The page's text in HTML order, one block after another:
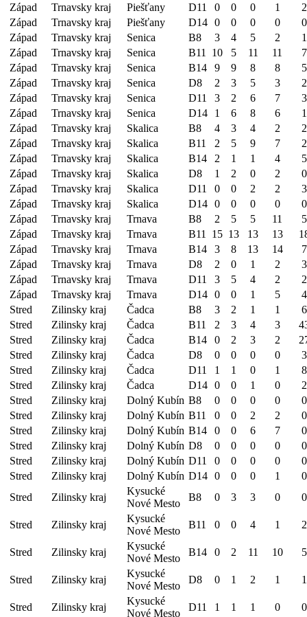
Západ
Trnavsky kraj Piešťany D11 0 0 0 1
2
Západ
Trnavsky kraj Piešťany D14 0 0 0 0
0
Západ
Trnavsky kraj Senica B8 3 4 5 2
1
Západ
Trnavsky kraj Senica B11 10 5 11 11
7
Západ
Trnavsky kraj Senica B14 9 9 8 8
5
Západ
Trnavsky kraj Senica D8 2 3 5 3
2
Západ
Trnavsky kraj Senica D11 3 2 6 7
3
Západ
Trnavsky kraj Senica D14 1 6 8 6
1
Západ
Trnavsky kraj Skalica B8 4 3 4 2
2
Západ
Trnavsky kraj Skalica B11 2 5 9 7
2
Západ
Trnavsky kraj Skalica B14 2 1 1 4
5
Západ
Trnavsky kraj Skalica D8 1 2 0 2
0
Západ
Trnavsky kraj Skalica D11 0 0 2 2
3
Západ
Trnavsky kraj Skalica D14 0 0 0 0
0
Západ
Trnavsky kraj Trnava B8 2 5 5 11
5
Západ
Trnavsky kraj Trnava B11 15 13 13 13
Západ
Trnavsky kraj Trnava B14 3 8 13 14
7
Západ
Trnavsky kraj Trnava D8 2 0 1 2
3
Západ
Trnavsky kraj Trnava D11 3 5 4 2
2
Západ
Trnavsky kraj Trnava D14 0 0 1 5
4
Stred
Zilinsky kraj Čadca B8 3 2 1 1
6
Stred
Zilinsky kraj Čadca B11 2 3 4 3
Stred
Zilinsky kraj Čadca B14 0 2 3 2
Stred
Zilinsky kraj Čadca D8 0 0 0 0
3
Stred
Zilinsky kraj Čadca D11 1 1 0 1
8
Stred
Zilinsky kraj Čadca D14 0 0 1 0
2
Stred
Zilinsky kraj Dolný Kubín B8 0 0 0 0
0
Stred
Zilinsky kraj Dolný Kubín B11 0 0 2 2
0
Stred
Zilinsky kraj Dolný Kubín B14 0 0 6 7
0
Stred
Zilinsky kraj Dolný Kubín D8 0 0 0 0
0
Stred
Zilinsky kraj Dolný Kubín D11 0 0 0 0
0
Stred
Zilinsky kraj Dolný Kubín D14 0 0 0 1
0
Stred
Zilinsky kraj
Kysucké
Nové Mesto
B8 0 3 3 0 0
Stred Zilinsky kraj
Kysucké
Nové Mesto
B11 0 0 4 1 2
Stred Zilinsky kraj
Kysucké
Nové Mesto
B14 0 2 11 10 5
Stred Zilinsky kraj
Kysucké
Nové Mesto
D8 0 1 2 1 1
Stred Zilinsky kraj
Kysucké
Nové Mesto
D11 1 1 1 0 0